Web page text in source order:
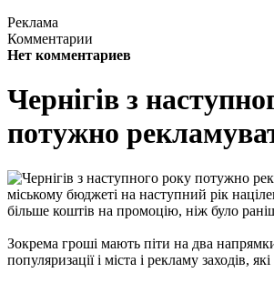
Реклама
Комментарии
Нет комментариев
Чернігів з
потужно
міському бюджеті на наступний рік
більше коштів на промоцію, ніж було
Зокрема гроші мають піти на два
популяризації і міста і рекламу заходів,